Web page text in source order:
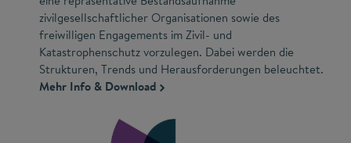
zivilgesellschaftlicher Organisationen sowie des
freiwilligen Engagements im Zivil- und
Katastrophenschutz vorzulegen. Dabei werden die
Strukturen, Trends und Herausforderungen beleuchtet.
Mehr Info & Download